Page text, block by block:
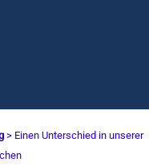
> Einen Unterschied in unserer